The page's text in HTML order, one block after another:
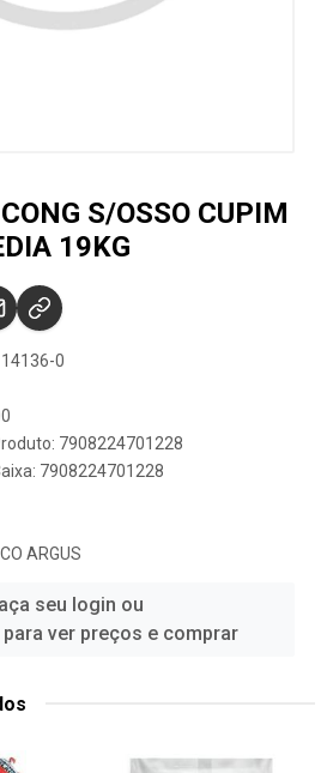
S/OSSO CUPIM
19KG
0
7908224701228
7908224701228
ARGUS
seu login ou
ver preços e comprar